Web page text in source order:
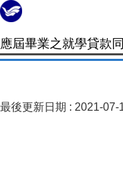
應屆畢業之就學貸款
最後更新日期 : 2021-07-